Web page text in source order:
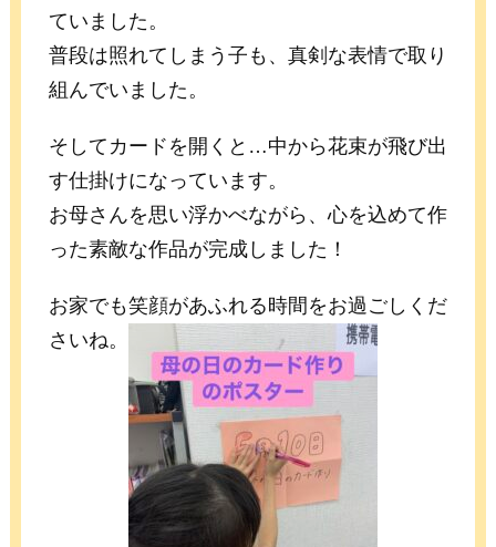
ていました。
普段は照れてしまう子も、真剣な表情で取り
組んでいました。
そしてカードを開くと…中から花束が飛び出
す仕掛けになっています。
お母さんを思い浮かべながら、心を込めて作
った素敵な作品が完成しました！
お家でも笑顔があふれる時間をお過ごしくだ
さいね。